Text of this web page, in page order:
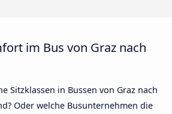
im Bus von Graz nach
Sitzklassen in Bussen von Graz nach
Oder welche Busunternehmen die